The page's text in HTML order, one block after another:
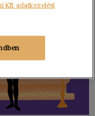
Kft. adatkezelési